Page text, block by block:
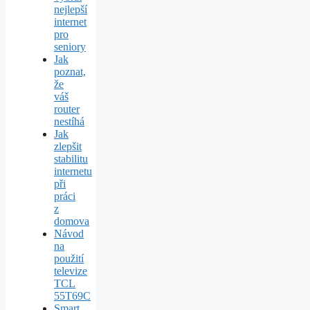
nejlepší
internet
pro
seniory
Jak
poznat,
že
váš
router
nestíhá
Jak
zlepšit
stabilitu
internetu
při
práci
z
domova
Návod
na
použití
televize
TCL
55T69C